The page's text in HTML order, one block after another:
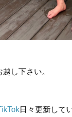
し下さい。
日々更新して